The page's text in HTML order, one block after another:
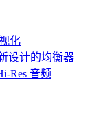
化
设计的均衡器
Res 音频